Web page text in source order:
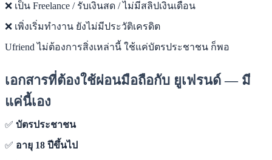
❌ เป็น Freelance / รับเงินสด / ไม่มีสลิปเงินเดือน
❌ เพิ่งเริ่มทำงาน ยังไม่มีประวัติเครดิต
Ufriend ไม่ต้องการสิ่งเหล่านี้ ใช้แค่บัตรประชาชน ก็พอ
เอกสารที่ต้องใช้ผ่อนมือถือกับ ยูเฟรนด์ — มี
แค่นี้เอง
✅ บัตรประชาชน
✅ อายุ 18 ปีขึ้นไป